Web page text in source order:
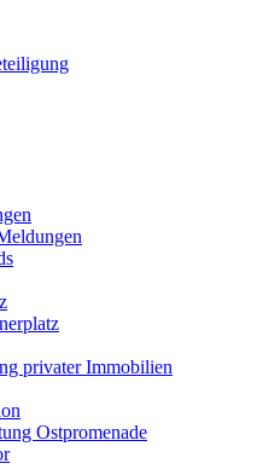
privater Immobilien
Ostpromenade